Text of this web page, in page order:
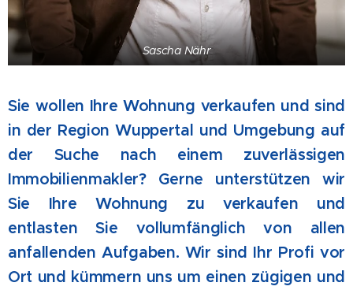
Sascha Nähr
Sie wollen Ihre Wohnung verkaufen und sind
in der Region Wuppertal und Umgebung auf
der Suche nach einem zuverlässigen
Immobilienmakler? Gerne unterstützen wir
Sie Ihre Wohnung zu verkaufen und
entlasten Sie vollumfänglich von allen
anfallenden Aufgaben. Wir sind Ihr Profi vor
Ort und kümmern uns um einen zügigen und